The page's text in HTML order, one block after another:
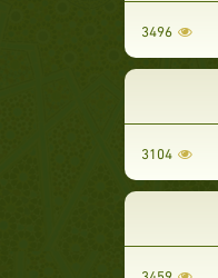
3496
3104